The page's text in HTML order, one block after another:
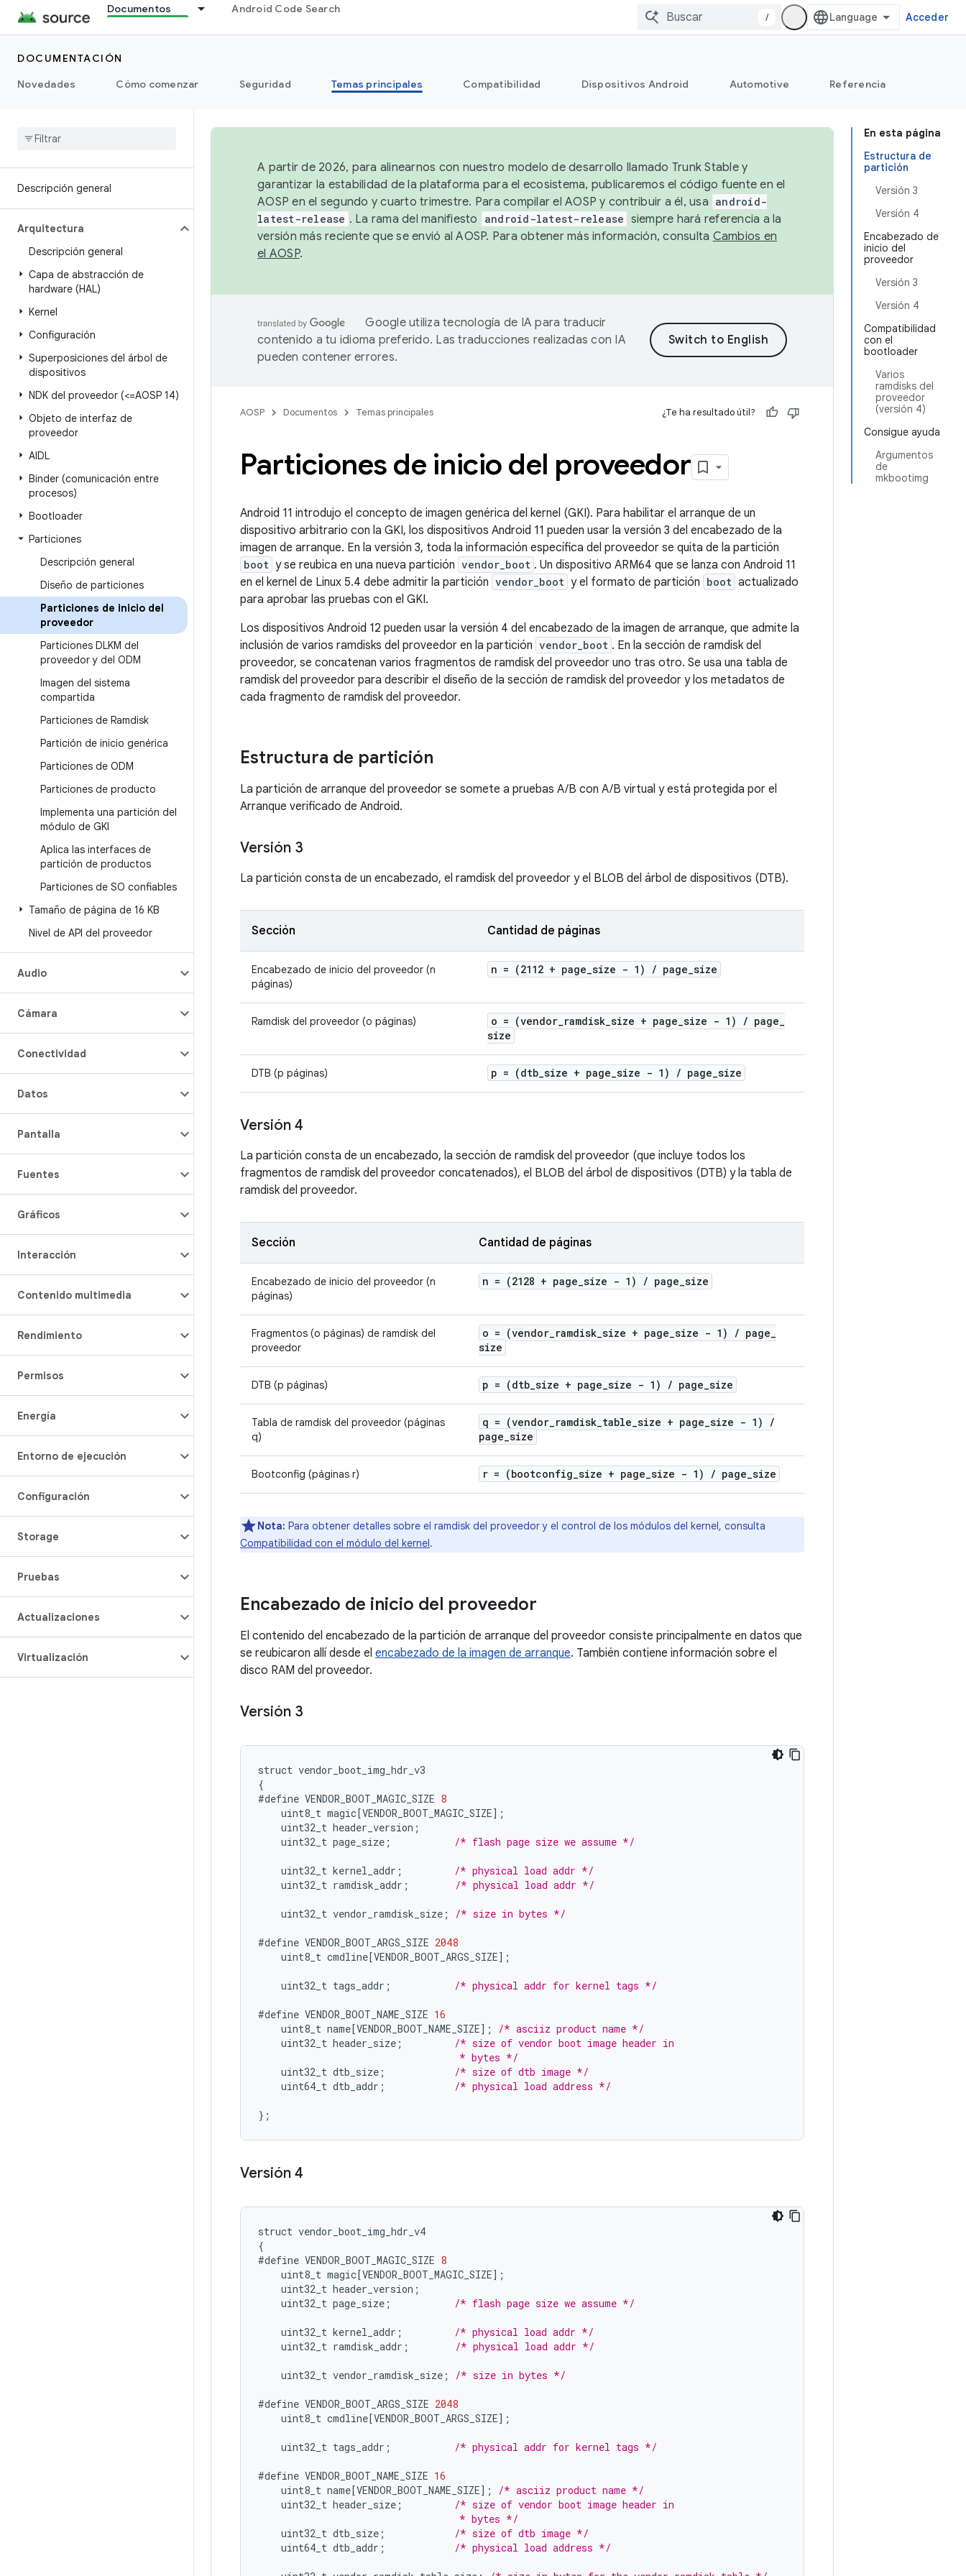
Documentos Android Code Search
/ Acceder
DOCUMENTACIÓN
Novedades
Cómo comenzar Seguridad Temas principales Compatibilidad Dispositivos Android Automotive Referencia
Descripción general
Arquitectura
Descripción general
Capa de abstracción de
hardware (HAL)
Kernel
Configuración
Superposiciones del árbol de
dispositivos
NDK del proveedor (<=AOSP 14)
Objeto de interfaz de
proveedor
AIDL
Binder (comunicación entre
procesos)
Bootloader
Particiones
Descripción general
Diseño de particiones
Particiones de inicio del
proveedor
Particiones DLKM del
proveedor y del ODM
Imagen del sistema
compartida
Particiones de Ramdisk
Partición de inicio genérica
Particiones de ODM
Particiones de producto
Implementa una partición del
módulo de GKI
Aplica las interfaces de
partición de productos
Particiones de SO confiables
Tamaño de página de 16 KB
Nivel de API del proveedor
Audio
Cámara
Conectividad
Datos
Pantalla
Fuentes
Gráficos
Interacción
Contenido multimedia
Rendimiento
Permisos
Energía
Entorno de ejecución
Configuración
Storage
Pruebas
Actualizaciones
Virtualización
En esta página
Estructura de
partición
Versión 3
Versión 4
Encabezado de
inicio del
proveedor
Versión 3
Versión 4
Compatibilidad
con el
bootloader
Varios
ramdisks del
proveedor
(versión 4)
Consigue ayuda
Argumentos
de
mkbootimg
A partir de 2026, para alinearnos con nuestro modelo de desarrollo llamado Trunk Stable y
garantizar la estabilidad de la plataforma para el ecosistema, publicaremos el código fuente en el
AOSP en el segundo y cuarto trimestre. Para compilar el AOSP y contribuir a él, usa android-
latest-release . La rama del manifiesto android-latest-release siempre hará referencia a la
versión más reciente que se envió al AOSP. Para obtener más información, consulta Cambios en
el AOSP.
Google utiliza tecnología de IA para traducir
contenido a tu idioma preferido. Las traducciones realizadas con IA
pueden contener errores.
AOSP Documentos Temas principales ¿Te ha resultado útil?
Particiones de inicio del proveedor
Android 11 introdujo el concepto de imagen genérica del kernel (GKI). Para habilitar el arranque de un
dispositivo arbitrario con la GKI, los dispositivos Android 11 pueden usar la versión 3 del encabezado de la
imagen de arranque. En la versión 3, toda la información específica del proveedor se quita de la partición
boot y se reubica en una nueva partición vendor_boot . Un dispositivo ARM64 que se lanza con Android 11
en el kernel de Linux 5.4 debe admitir la partición vendor_boot y el formato de partición boot actualizado
para aprobar las pruebas con el GKI.
Los dispositivos Android 12 pueden usar la versión 4 del encabezado de la imagen de arranque, que admite la
inclusión de varios ramdisks del proveedor en la partición vendor_boot . En la sección de ramdisk del
proveedor, se concatenan varios fragmentos de ramdisk del proveedor uno tras otro. Se usa una tabla de
ramdisk del proveedor para describir el diseño de la sección de ramdisk del proveedor y los metadatos de
cada fragmento de ramdisk del proveedor.
Estructura de partición
La partición de arranque del proveedor se somete a pruebas A/B con A/B virtual y está protegida por el
Arranque verificado de Android.
Versión 3
La partición consta de un encabezado, el ramdisk del proveedor y el BLOB del árbol de dispositivos (DTB).
Sección Cantidad de páginas
Encabezado de inicio del proveedor (n
páginas)
n = (2112 + page_size - 1) / page_size
Ramdisk del proveedor (o páginas) o = (vendor_ramdisk_size + page_size - 1) / page_
size
DTB (p páginas) p = (dtb_size + page_size - 1) / page_size
Versión 4
La partición consta de un encabezado, la sección de ramdisk del proveedor (que incluye todos los
fragmentos de ramdisk del proveedor concatenados), el BLOB del árbol de dispositivos (DTB) y la tabla de
ramdisk del proveedor.
Sección Cantidad de páginas
Encabezado de inicio del proveedor (n
páginas)
n = (2128 + page_size - 1) / page_size
Fragmentos (o páginas) de ramdisk del
proveedor
o = (vendor_ramdisk_size + page_size - 1) / page_
size
DTB (p páginas) p = (dtb_size + page_size - 1) / page_size
Tabla de ramdisk del proveedor (páginas
q)
q = (vendor_ramdisk_table_size + page_size - 1)
/
page_size
Bootconfig (páginas r) r = (bootconfig_size + page_size - 1) / page_size
Nota: Para obtener detalles sobre el ramdisk del proveedor y el control de los módulos del kernel, consulta
Compatibilidad con el módulo del kernel.
Encabezado de inicio del proveedor
El contenido del encabezado de la partición de arranque del proveedor consiste principalmente en datos que
se reubicaron allí desde el encabezado de la imagen de arranque. También contiene información sobre el
disco RAM del proveedor.
Versión 3
struct vendor_boot_img_hdr_v3
{
#define VENDOR_BOOT_MAGIC_SIZE 8
uint8_t magic[VENDOR_BOOT_MAGIC_SIZE] ;
uint32_t header_version ;
uint32_t page_size ; /* flash page size we assume */
uint32_t kernel_addr ;
/* physical load addr */
uint32_t ramdisk_addr ; /* physical load addr */
uint32_t vendor_ramdisk_size ; /* size in bytes */
#define VENDOR_BOOT_ARGS_SIZE 2048
uint8_t cmdline[VENDOR_BOOT_ARGS_SIZE] ;
uint32_t tags_addr ; /* physical addr for kernel tags */
#define VENDOR_BOOT_NAME_SIZE 16
uint8_t name[VENDOR_BOOT_NAME_SIZE] ;
/* asciiz product name */
uint32_t header_size ;
/* size of vendor boot image header in
                                   * bytes */
uint32_t dtb_size ;
/* size of dtb image */
uint64_t dtb_addr ; /* physical load address */
} ;
Versión 4
struct vendor_boot_img_hdr_v4
{
#define VENDOR_BOOT_MAGIC_SIZE 8
uint8_t magic[VENDOR_BOOT_MAGIC_SIZE] ;
uint32_t header_version ;
uint32_t page_size ; /* flash page size we assume */
uint32_t kernel_addr ;
/* physical load addr */
uint32_t ramdisk_addr ; /* physical load addr */
uint32_t vendor_ramdisk_size ; /* size in bytes */
#define VENDOR_BOOT_ARGS_SIZE 2048
uint8_t cmdline[VENDOR_BOOT_ARGS_SIZE] ;
uint32_t tags_addr ; /* physical addr for kernel tags */
#define VENDOR_BOOT_NAME_SIZE 16
uint8_t name[VENDOR_BOOT_NAME_SIZE] ;
/* asciiz product name */
uint32_t header_size ;
/* size of vendor boot image header in
                                   * bytes */
uint32_t dtb_size ;
/* size of dtb image */
uint64_t dtb_addr ; /* physical load address */